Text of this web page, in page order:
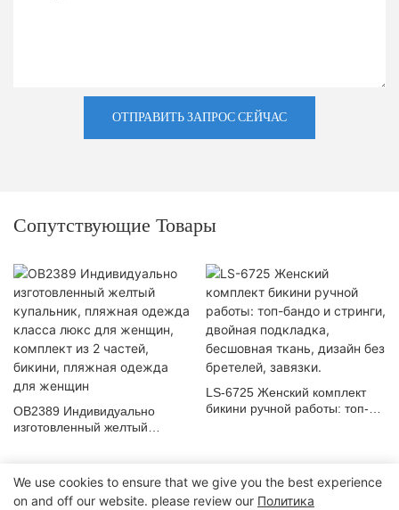
ОТПРАВИТЬ ЗАПРОС СЕЙЧАС
Сопутствующие Товары
OB2389 Индивидуально
изготовленный желтый
комплект из 2 частей, бикини,
пляжная одежда для женщин
LS-6725 Женский комплект
бикини ручной работы: топ-
We use cookies to ensure that we give you the best experience
on and off our website. please review our Политика